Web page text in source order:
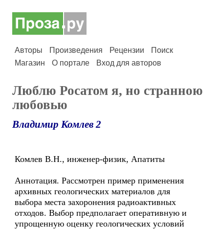
Авторы Произведения Рецензии
Поиск
Магазин
О портале Вход для авторов
Люблю Росатом я, но странною
любовью
Владимир Комлев 2
Комлев В.Н., инженер-физик, Апатиты
Аннотация. Рассмотрен пример применения
архивных геологических материалов для
выбора места захоронения радиоактивных
отходов. Выбор предполагает оперативную и
упрощенную оценку геологических условий